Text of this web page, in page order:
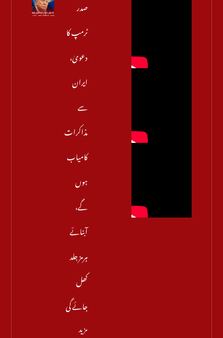
صدر
ٹرمپ کا
دعویٰ،
ایران
سے
مذاکرات
کامیاب
ہوں
گے،
آبنائے
ہرمز جلد
کھل
جائے گی
مزید